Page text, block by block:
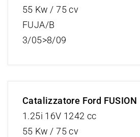
55 Kw / 75 cv
FUJA/B
3/05>8/09
Catalizzatore Ford FUSION
1.25i 16V 1242 cc
55 Kw / 75 cv